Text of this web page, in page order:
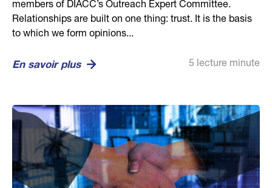
members of DIACC’s Outreach Expert Committee.
Relationships are built on one thing: trust. It is the basis
to which we form opinions...
En savoir plus 5 lecture minute